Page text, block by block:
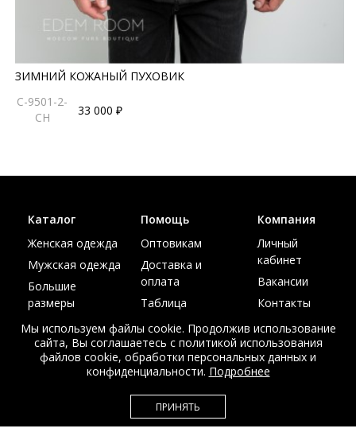
ЗИМНИЙ КОЖАНЫЙ ПУХОВИК
C-9501-2-
CH
33 000 ₽
© Интернет магазин верхней одежды из меха и кожи
EDEM-ROOM 2011-2026
Каталог
Женская одежда
Мужская одежда
Большие
размеры
Акции
Помощь
Оптовикам
Доставка и
оплата
Таблица
Компания
Личный
кабинет
Вакансии
Контакты
Мы используем файлы cookie. Продолжив использование
сайта, Вы соглашаетесь с политикой использования
файлов cookie, обработки персональных данных и
конфиденциальности. Подробнее
ПРИНЯТЬ